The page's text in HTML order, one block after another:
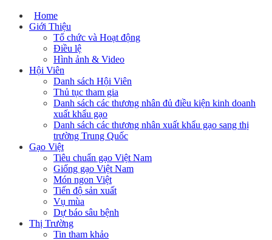
Home
Giới Thiệu
Tổ chức và Hoạt động
Điều lệ
Hình ảnh & Video
Hội Viên
Danh sách Hội Viên
Thủ tục tham gia
Danh sách các thương nhân đủ điều kiện kinh doanh
xuất khẩu gạo
Danh sách các thương nhân xuất khẩu gạo sang thị
trường Trung Quốc
Gạo Việt
Tiêu chuẩn gạo Việt Nam
Giống gạo Việt Nam
Món ngon Việt
Tiến độ sản xuất
Vụ mùa
Dự báo sâu bệnh
Thị Trường
Tin tham khảo